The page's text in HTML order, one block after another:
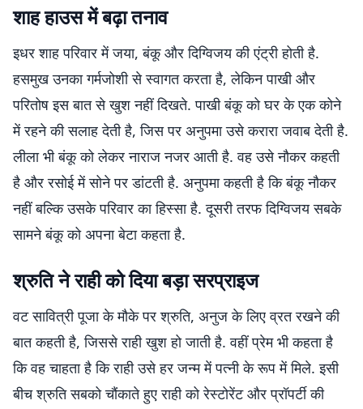
शाह हाउस में बढ़ा तनाव
इधर शाह परिवार में जया, बंकू और दिग्विजय की एंट्री होती है.
हसमुख उनका गर्मजोशी से स्वागत करता है, लेकिन पाखी और
परितोष इस बात से खुश नहीं दिखते. पाखी बंकू को घर के एक कोने
में रहने की सलाह देती है, जिस पर अनुपमा उसे करारा जवाब देती है.
लीला भी बंकू को लेकर नाराज नजर आती है. वह उसे नौकर कहती
है और रसोई में सोने पर डांटती है. अनुपमा कहती है कि बंकू नौकर
नहीं बल्कि उसके परिवार का हिस्सा है. दूसरी तरफ दिग्विजय सबके
सामने बंकू को अपना बेटा कहता है.
श्रुति ने राही को दिया बड़ा सरप्राइज
वट सावित्री पूजा के मौके पर श्रुति, अनुज के लिए व्रत रखने की
बात कहती है, जिससे राही खुश हो जाती है. वहीं प्रेम भी कहता है
कि वह चाहता है कि राही उसे हर जन्म में पत्नी के रूप में मिले. इसी
बीच श्रुति सबको चौंकाते हुए राही को रेस्टोरेंट और प्रॉपर्टी की